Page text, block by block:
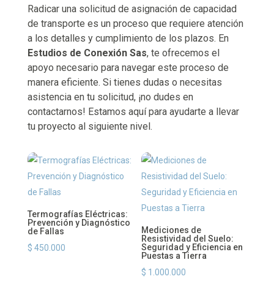
Radicar una solicitud de asignación de capacidad
de transporte es un proceso que requiere atención
a los detalles y cumplimiento de los plazos. En
Estudios de Conexión Sas, te ofrecemos el
apoyo necesario para navegar este proceso de
manera eficiente. Si tienes dudas o necesitas
asistencia en tu solicitud, ¡no dudes en
contactarnos! Estamos aquí para ayudarte a llevar
tu proyecto al siguiente nivel.
Termografías Eléctricas:
Prevención y Diagnóstico
de Fallas
$ 450.000
Mediciones de
Resistividad del Suelo:
Seguridad y Eficiencia en
Puestas a Tierra
$ 1.000.000